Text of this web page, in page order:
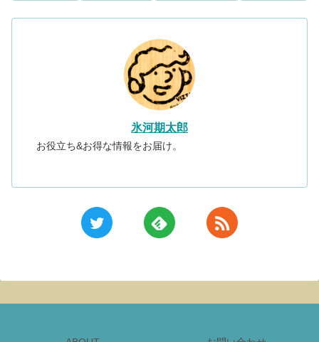
氷河期太郎
お役立ち&お得な情報をお届け。